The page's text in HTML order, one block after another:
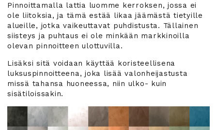
Pinnoittamalla lattia luomme kerroksen, jossa ei
ole liitoksia, ja tämä estää likaa jäämästä tietyille
alueille, jotka vaikeuttavat puhdistusta. Tällainen
siisteys ja puhtaus ei ole minkään markkinoilla
olevan pinnoitteen ulottuvilla.
Lisäksi sitä voidaan käyttää koristeellisena
luksuspinnoitteena, joka lisää valonheijastusta
missä tahansa huoneessa, niin ulko- kuin
sisätiloissakin.